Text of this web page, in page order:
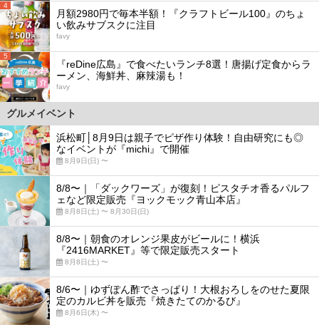
4
月額2980円で毎本半額！『クラフトビール100』のちょ
い飲みサブスクに注目
favy
5
『reDine広島』で食べたいランチ8選！唐揚げ定食からラ
ーメン、海鮮丼、麻辣湯も！
favy
グルメイベント
浜松町│8月9日は親子でピザ作り体験！自由研究にも◎
なイベントが『michi』で開催
8月9日(日) 〜
8/8〜｜「ダックワーズ」が復刻！ピスタチオ香るパルフ
ェなど限定販売『ヨックモック青山本店』
8月8日(土) 〜 8月30日(日)
8/8〜｜朝食のオレンジ果皮がビールに！横浜
『2416MARKET』等で限定販売スタート
8月8日(土) 〜
8/6〜｜ゆずぽん酢でさっぱり！大根おろしをのせた夏限
定のカルビ丼を販売『焼きたてのかるび』
8月6日(木) 〜